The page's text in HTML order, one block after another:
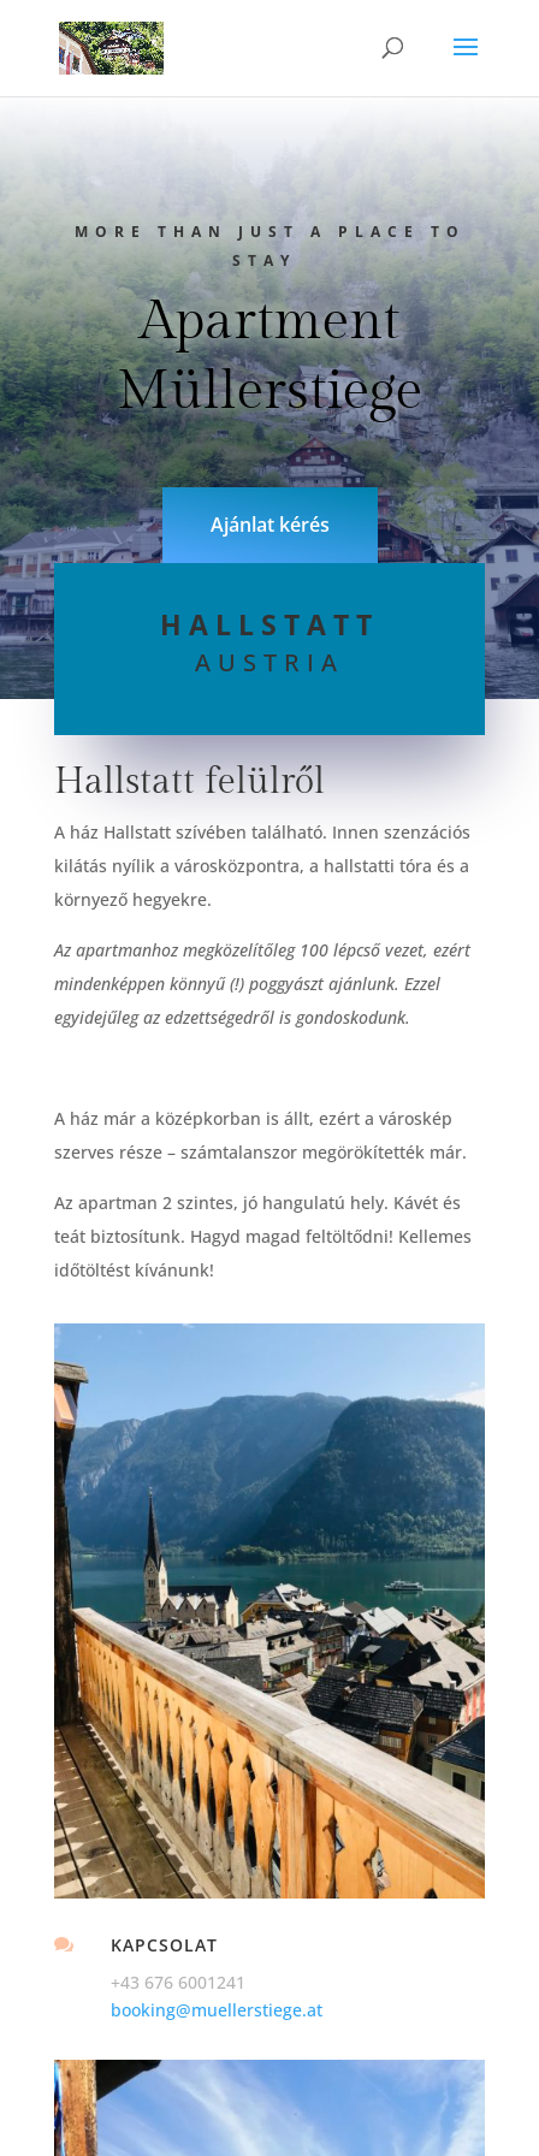
MORE THAN JUST A PLACE TO
STAY
Apartment
Müllerstiege
Ajánlat kérés
HALLSTATT
AUSTRIA
Hallstatt felülről
A ház Hallstatt szívében található. Innen szenzációs
kilátás nyílik a városközpontra, a hallstatti tóra és a
környező hegyekre.
Az apartmanhoz megközelítőleg 100 lépcső vezet, ezért
mindenképpen könnyű (!) poggyászt ajánlunk. Ezzel
egyidejűleg az edzettségedről is gondoskodunk.
A ház már a középkorban is állt, ezért a városkép
szerves része – számtalanszor megörökítették már.
Az apartman 2 szintes, jó hangulatú hely. Kávét és
teát biztosítunk. Hagyd magad feltöltődni! Kellemes
időtöltést kívánunk!

KAPCSOLAT
+43 676 6001241
booking@muellerstiege.at